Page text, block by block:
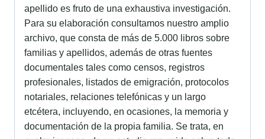
apellido es fruto de una exhaustiva investigación.
Para su elaboración consultamos nuestro amplio
archivo, que consta de más de 5.000 libros sobre
familias y apellidos, además de otras fuentes
documentales tales como censos, registros
profesionales, listados de emigración, protocolos
notariales, relaciones telefónicas y un largo
etcétera, incluyendo, en ocasiones, la memoria y
documentación de la propia familia. Se trata, en